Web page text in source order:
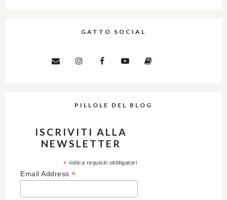
GATTO SOCIAL
PILLOLE DEL BLOG
ISCRIVITI ALLA
NEWSLETTER
* indica requisiti obbligatori
Email Address *